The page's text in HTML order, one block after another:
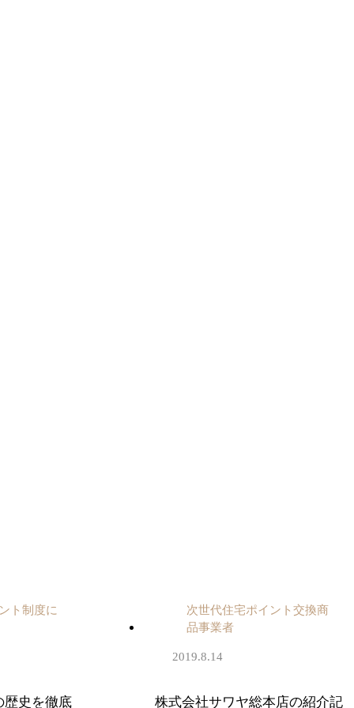
ト制度に
歴史を徹底
次世代住宅ポイント交換商
品事業者
2019.8.14
株式会社サワヤ総本店の紹介記